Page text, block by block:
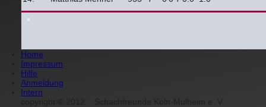
Home
Impressum
Hilfe
Anmeldung
Intern
Schachfreunde Köln-Mülheim e. V.